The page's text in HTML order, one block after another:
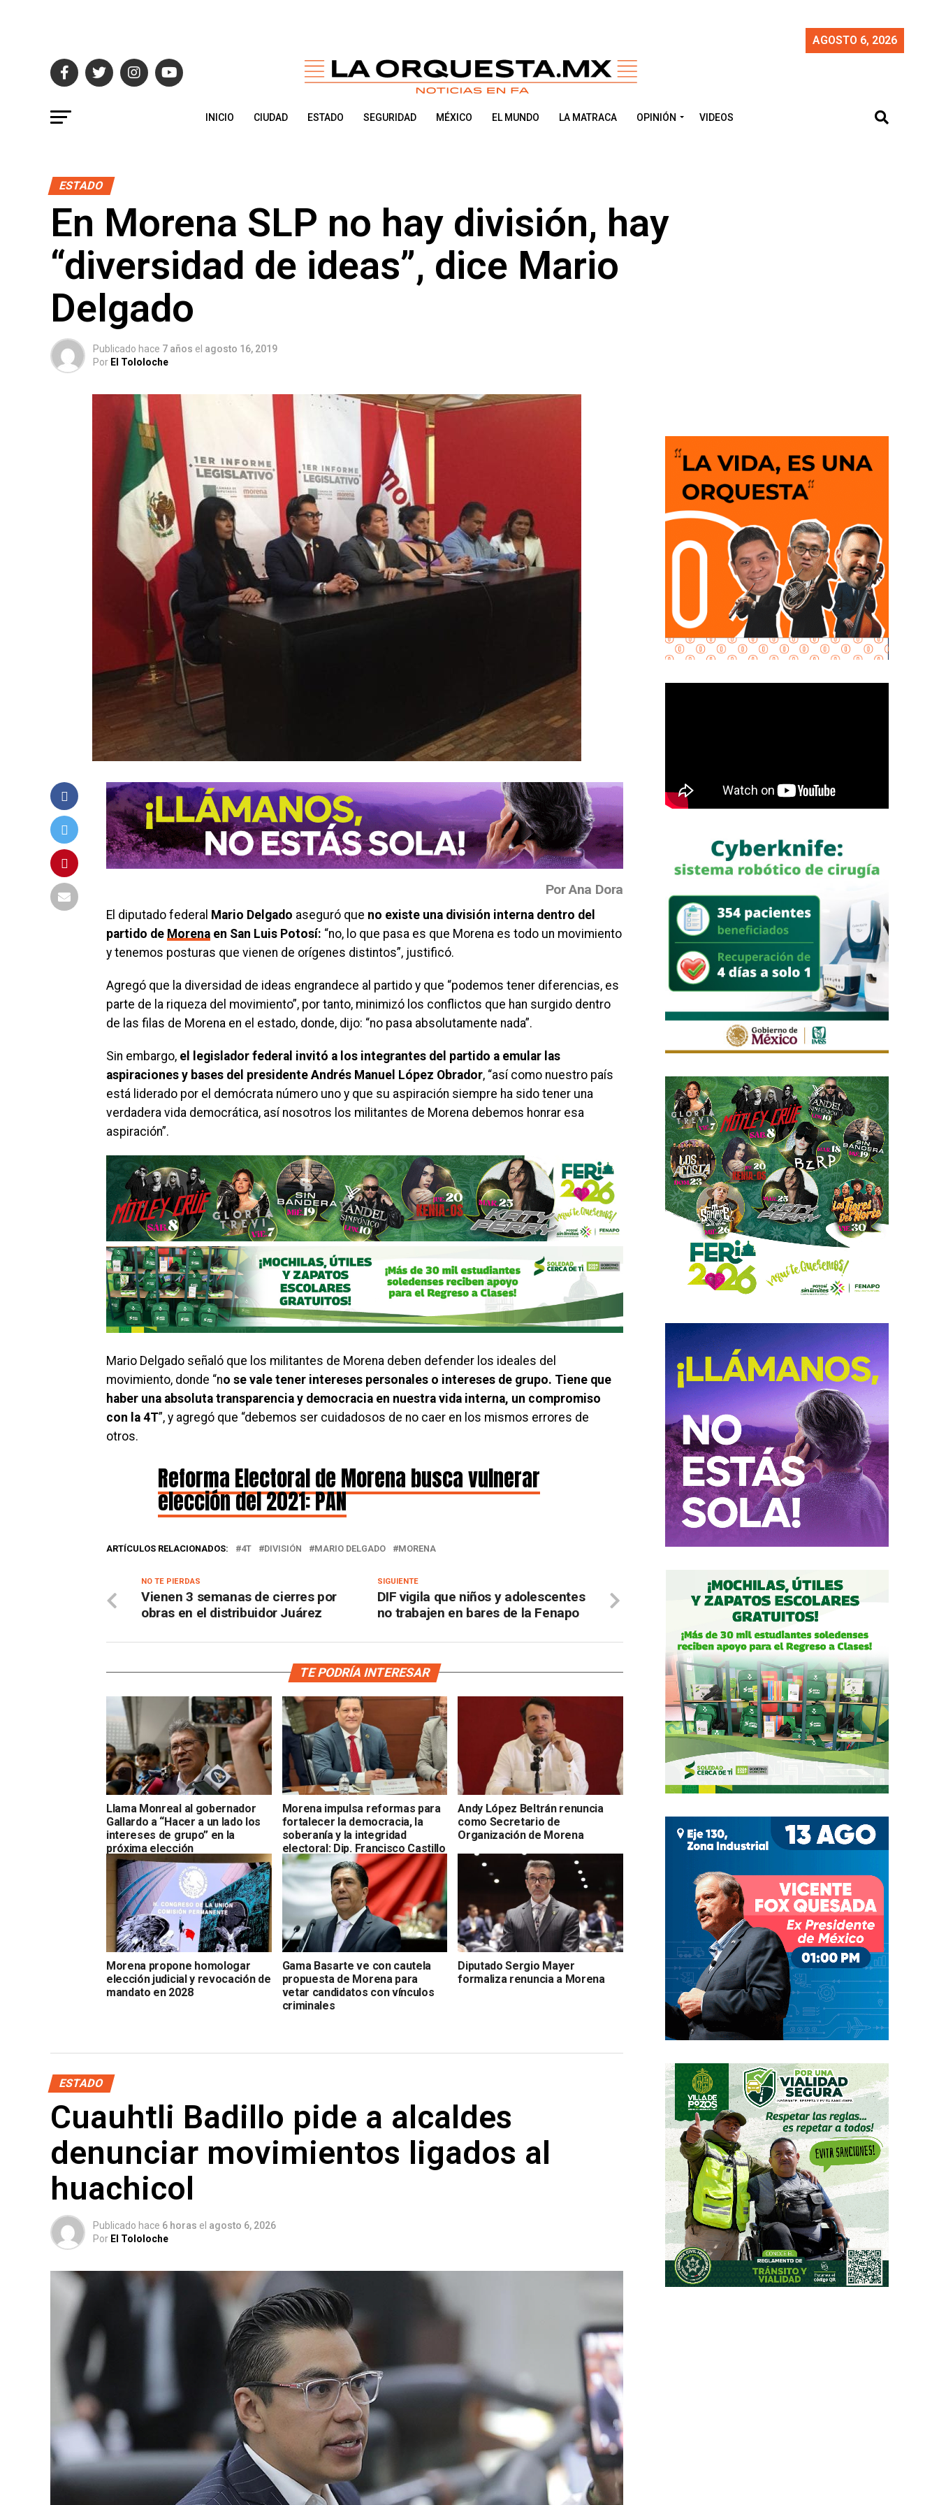
AGOSTO 6, 2026
INICIO CIUDAD ESTADO SEGURIDAD MÉXICO EL MUNDO LA MATRACA OPINIÓN VIDEOS
ESTADO
En Morena SLP no hay división, hay
“diversidad de ideas”, dice Mario
Delgado
Publicado hace 7 años el agosto 16, 2019
Por El Tololoche
Por Ana Dora
El diputado federal Mario Delgado aseguró que no existe una división interna dentro del
partido de Morena en San Luis Potosí: “no, lo que pasa es que Morena es todo un movimiento
y tenemos posturas que vienen de orígenes distintos”, justificó.
Agregó que la diversidad de ideas engrandece al partido y que “podemos tener diferencias, es
parte de la riqueza del movimiento”, por tanto, minimizó los conflictos que han surgido dentro
de las filas de Morena en el estado, donde, dijo: “no pasa absolutamente nada”.
Sin embargo, el legislador federal invitó a los integrantes del partido a emular las
aspiraciones y bases del presidente Andrés Manuel López Obrador, “así como nuestro país
está liderado por el demócrata número uno y que su aspiración siempre ha sido tener una
verdadera vida democrática, así nosotros los militantes de Morena debemos honrar esa
aspiración”.
Mario Delgado señaló que los militantes de Morena deben defender los ideales del
movimiento, donde “no se vale tener intereses personales o intereses de grupo. Tiene que
haber una absoluta transparencia y democracia en nuestra vida interna, un compromiso
con la 4T”, y agregó que “debemos ser cuidadosos de no caer en los mismos errores de
otros.
Reforma Electoral de Morena busca vulnerar
elección del 2021: PAN
ARTÍCULOS RELACIONADOS: 4T DIVISIÓN MARIO DELGADO MORENA
SIGUIENTE
DIF vigila que niños y adolescentes
no trabajen en bares de la Fenapo
NO TE PIERDAS
Vienen 3 semanas de cierres por
obras en el distribuidor Juárez
TE PODRÍA INTERESAR
Llama Monreal al gobernador
Gallardo a “Hacer a un lado los
intereses de grupo” en la
próxima elección
Morena impulsa reformas para
fortalecer la democracia, la
soberanía y la integridad
electoral: Dip. Francisco Castillo
Andy López Beltrán renuncia
como Secretario de
Organización de Morena
Morena propone homologar
elección judicial y revocación de
mandato en 2028
Gama Basarte ve con cautela
propuesta de Morena para
vetar candidatos con vínculos
criminales
Diputado Sergio Mayer
formaliza renuncia a Morena
ESTADO
Cuauhtli Badillo pide a alcaldes
denunciar movimientos ligados al
huachicol
Publicado hace 6 horas el agosto 6, 2026
Por El Tololoche